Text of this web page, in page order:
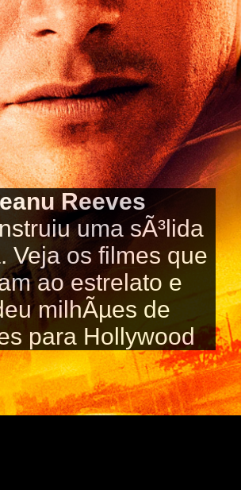
Reeves
uma sÃ³lida
Veja os filmes que
ao estrelato e
milhÃµes de
para Hollywood